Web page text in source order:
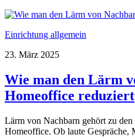
Einrichtung allgemein
23. März 2025
Wie man den Lärm
Homeoffice reduziert
Lärm von Nachbarn gehört zu
Homeoffice. Ob laute Gespräche,